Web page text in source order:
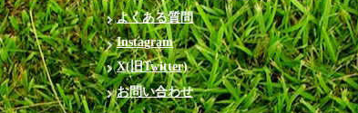
よくある質問
Instagram
X(旧Twitter)
お問い合わせ